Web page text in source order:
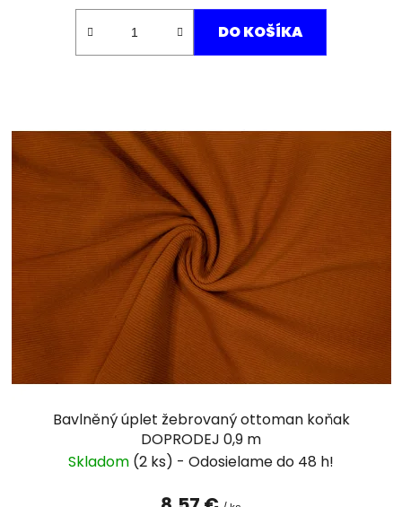
DO KOŠÍKA
Bavlněný úplet žebrovaný ottoman koňak
DOPRODEJ 0,9 m
Skladom (2 ks)